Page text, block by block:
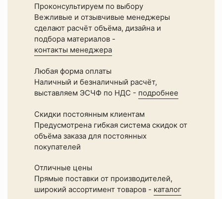
Производитель
Сенеж
Разбавитель
вода
Расход
Способ
нанесения
кисть,валик,губка,распыление
Степень
блеска
шелковисто-
матовый
Страна
Тип
окрашиваемого
материала
дерево
Проконсультируем по выбору
Вежливые и отзывчивые менеджеры
сделают расчёт объёма, дизайна и
подбора материалов -
контакты менеджера
Любая форма оплаты
Наличный и безналичный расчёт,
выставляем ЭСЧФ по НДС - подробнее
Скидки постоянным клиентам
Предусмотрена гибкая система скидок от
объёма заказа для постоянных
покупателей
Отличные цены
Прямые поставки от производителей,
широкий ассортимент товаров - каталог